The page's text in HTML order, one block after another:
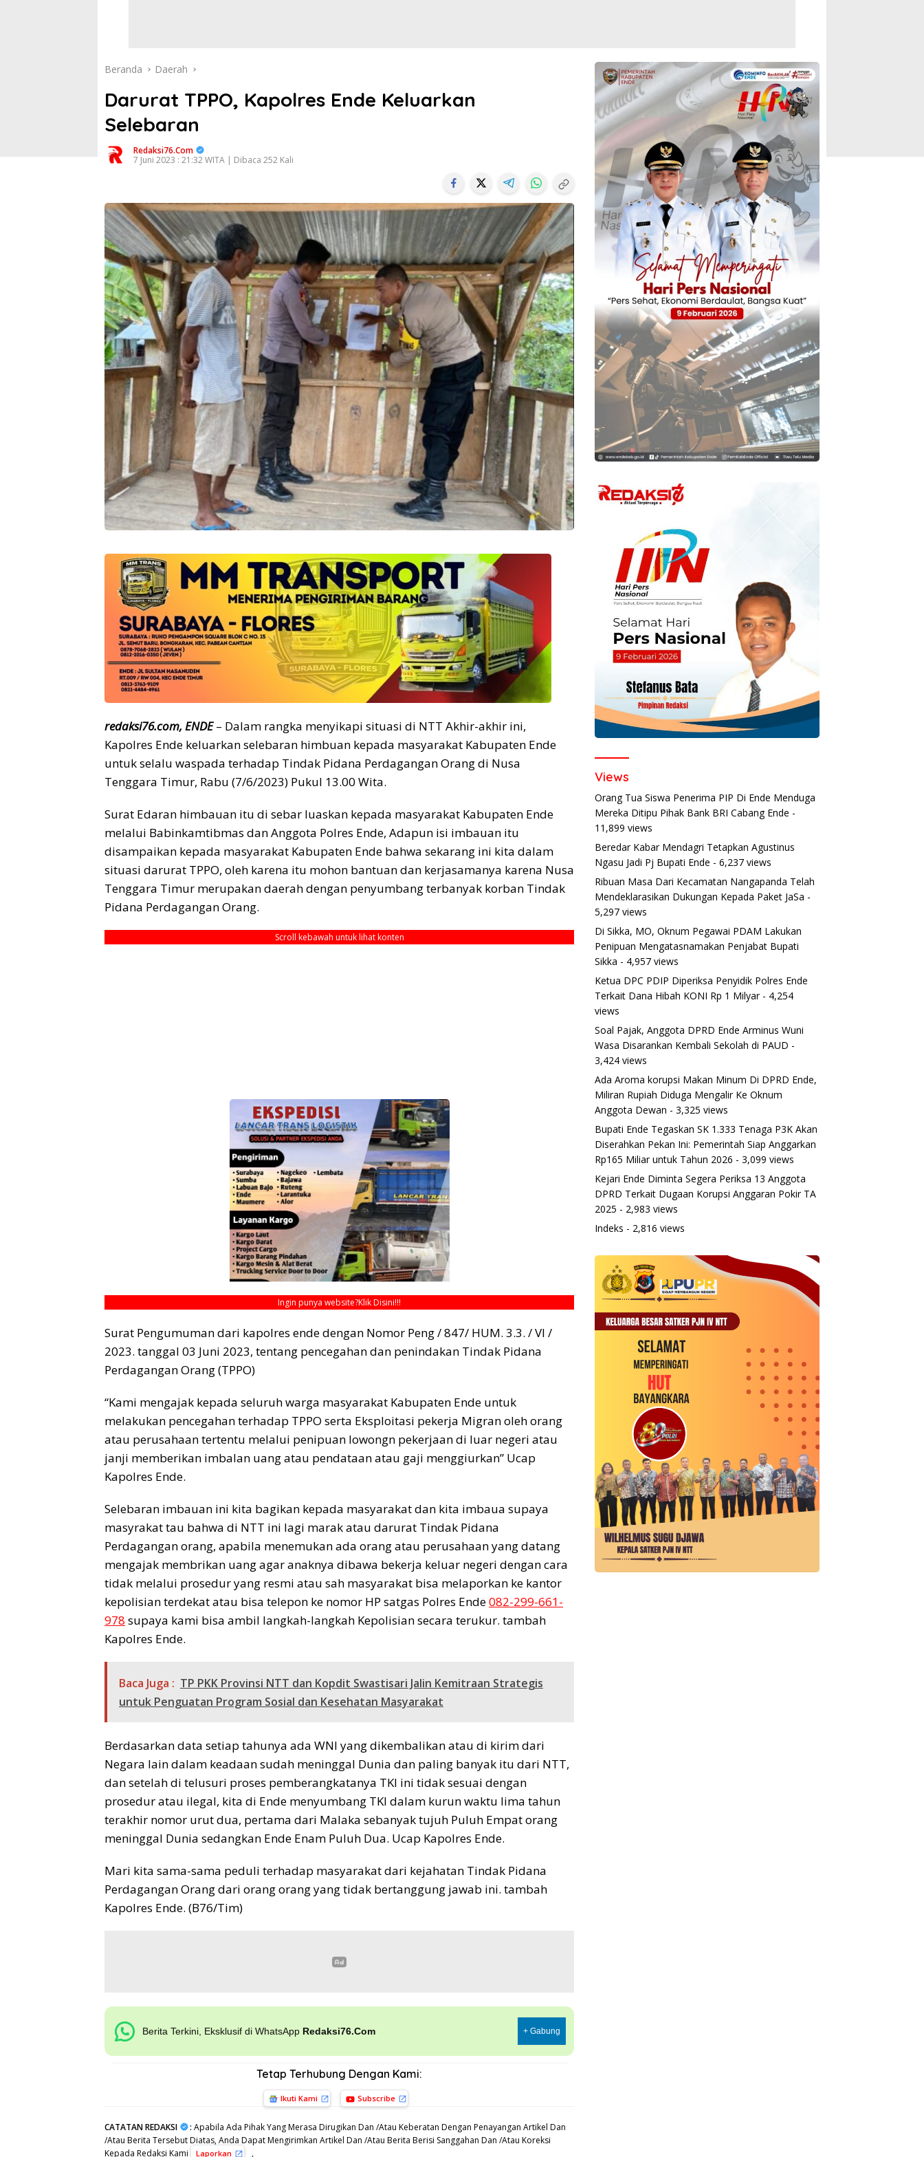
Beranda Daerah
Darurat TPPO, Kapolres Ende Keluarkan
Selebaran
Redaksi76.com
7 Juni 2023 : 21:32 WITA | Dibaca 252 Kali
redaksi76.com, ENDE– Dalam rangka menyikapi situasi di NTT Akhir-akhir ini,
Kapolres Ende keluarkan selebaran himbuan kepada masyarakat Kabupaten Ende
untuk selalu waspada terhadap Tindak Pidana Perdagangan Orang di Nusa
Tenggara Timur, Rabu (7/6/2023) Pukul 13.00 Wita.
Surat Edaran himbauan itu di sebar luaskan kepada masyarakat Kabupaten Ende
melalui Babinkamtibmas dan Anggota Polres Ende, Adapun isi imbauan itu
disampaikan kepada masyarakat Kabupaten Ende bahwa sekarang ini kita dalam
situasi darurat TPPO, oleh karena itu mohon bantuan dan kerjasamanya karena Nusa
Tenggara Timur merupakan daerah dengan penyumbang terbanyak korban Tindak
Pidana Perdagangan Orang.
Scroll kebawah untuk lihat konten
Ingin punya website?Klik Disini!!!
Surat Pengumuman dari kapolres ende dengan Nomor Peng / 847/ HUM. 3.3. / VI /
2023. tanggal 03 Juni 2023, tentang pencegahan dan penindakan Tindak Pidana
Perdagangan Orang (TPPO)
“Kami mengajak kepada seluruh warga masyarakat Kabupaten Ende untuk
melakukan pencegahan terhadap TPPO serta Eksploitasi pekerja Migran oleh orang
atau perusahaan tertentu melalui penipuan lowongn pekerjaan di luar negeri atau
janji memberikan imbalan uang atau pendataan atau gaji menggiurkan” Ucap
Kapolres Ende.
Selebaran imbauan ini kita bagikan kepada masyarakat dan kita imbaua supaya
masyrakat tau bahwa di NTT ini lagi marak atau darurat Tindak Pidana
Perdagangan orang, apabila menemukan ada orang atau perusahaan yang datang
mengajak membrikan uang agar anaknya dibawa bekerja keluar negeri dengan cara
tidak melalui prosedur yang resmi atau sah masyarakat bisa melaporkan ke kantor
kepolisian terdekat atau bisa telepon ke nomor HP satgas Polres Ende082-299-661-
978 supaya kami bisa ambil langkah-langkah Kepolisian secara terukur. tambah
Kapolres Ende.
Baca Juga : TP PKK Provinsi NTT dan Kopdit Swastisari Jalin Kemitraan Strategis
untuk Penguatan Program Sosial dan Kesehatan Masyarakat
Berdasarkan data setiap tahunya ada WNI yang dikembalikan atau di kirim dari
Negara lain dalam keadaan sudah meninggal Dunia dan paling banyak itu dari NTT,
dan setelah di telusuri proses pemberangkatanya TKI ini tidak sesuai dengan
prosedur atau ilegal, kita di Ende menyumbang TKI dalam kurun waktu lima tahun
terakhir nomor urut dua, pertama dari Malaka sebanyak tujuh Puluh Empat orang
meninggal Dunia sedangkan Ende Enam Puluh Dua. Ucap Kapolres Ende.
Mari kita sama-sama peduli terhadap masyarakat dari kejahatan Tindak Pidana
Perdagangan Orang dari orang orang yang tidak bertanggung jawab ini. tambah
Kapolres Ende. (B76/Tim)
Berita Terkini, Eksklusif di WhatsApp Redaksi76.Com + Gabung
Tetap Terhubung Dengan Kami:
Ikuti Kami Subscribe
CATATAN REDAKSI : Apabila Ada Pihak Yang Merasa Dirugikan Dan /Atau Keberatan Dengan Penayangan Artikel Dan
/Atau Berita Tersebut Diatas, Anda Dapat Mengirimkan Artikel Dan /Atau Berita Berisi Sanggahan Dan /Atau Koreksi
Kepada Redaksi Kami
Laporkan ,
Views
Orang Tua Siswa Penerima PIP Di Ende Menduga
Mereka Ditipu Pihak Bank BRI Cabang Ende -
11,899 views
Beredar Kabar Mendagri Tetapkan Agustinus
Ngasu Jadi Pj Bupati Ende - 6,237 views
Ribuan Masa Dari Kecamatan Nangapanda Telah
Mendeklarasikan Dukungan Kepada Paket JaSa -
5,297 views
Di Sikka, MO, Oknum Pegawai PDAM Lakukan
Penipuan Mengatasnamakan Penjabat Bupati
Sikka - 4,957 views
Ketua DPC PDIP Diperiksa Penyidik Polres Ende
Terkait Dana Hibah KONI Rp 1 Milyar- 4,254
views
Soal Pajak, Anggota DPRD Ende Arminus Wuni
Wasa Disarankan Kembali Sekolah di PAUD -
3,424 views
Ada Aroma korupsi Makan Minum Di DPRD Ende,
Miliran Rupiah Diduga Mengalir Ke Oknum
Anggota Dewan - 3,325 views
Bupati Ende Tegaskan SK 1.333 Tenaga P3K Akan
Diserahkan Pekan Ini: Pemerintah Siap Anggarkan
Rp165 Miliar untuk Tahun 2026 - 3,099 views
Kejari Ende Diminta Segera Periksa 13 Anggota
DPRD Terkait Dugaan Korupsi Anggaran Pokir TA
2025 - 2,983 views
Indeks - 2,816 views